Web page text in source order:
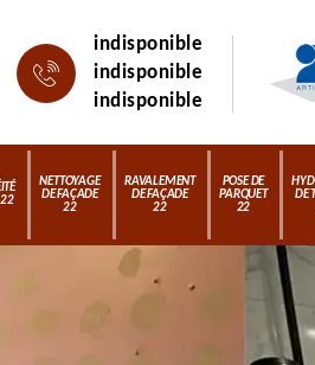
indisponible
indisponible
indisponible
22
NETTOYAGE
DE FAÇADE
22
RAVALEMENT
DE FAÇADE
22
POSE DE
PARQUET
22
DE